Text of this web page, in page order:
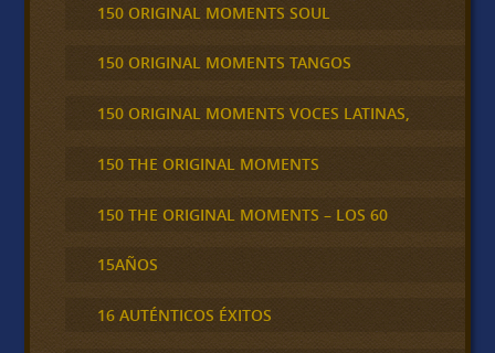
150 ORIGINAL MOMENTS SOUL
150 ORIGINAL MOMENTS TANGOS
150 ORIGINAL MOMENTS VOCES LATINAS,
150 THE ORIGINAL MOMENTS
150 THE ORIGINAL MOMENTS – LOS 60
15AÑOS
16 AUTÉNTICOS ÉXITOS